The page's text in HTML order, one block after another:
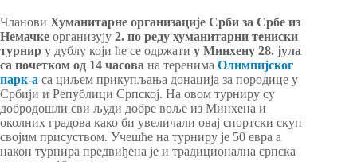
Чланови Хуманитарне организације Срби за Србе из
Немачке организују 2. по реду хуманитарни тениски
турнир у дублу који ће се одржати у Минхену 28. јула
са почетком од 14 часова на теренима Олимпијског
парк-а са циљем прикупљања донација за породице у
Србији и Републици Српској. На овом турниру су
добродошли сви људи добре воље из Минхена и
околних градова како би увеличали овај спортски скуп
својим присуством. Учешће на турниру је 50 евра а
након турнира предвиђена је и традиционална српска